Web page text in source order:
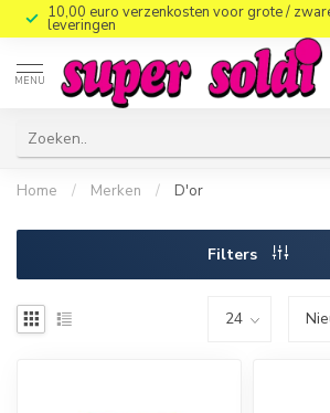
10,00 euro verzenkosten voor grote /
leveringen
MENU
Home / Merken / D'or
Filters